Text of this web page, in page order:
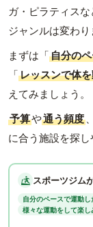
ガ・ピラティス
ジャンルは変わり
まずは「自分の
「レッスンで体
えてみましょう。
予算や通う頻度 、
に合う施設を探し
スポーツジム
自分のペースで運動し
様々な運動をして楽し